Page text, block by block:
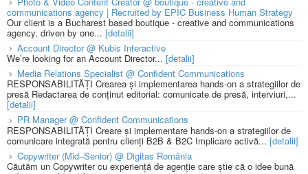
communications agency | Recruited by EPIC Business Human Strategy
Our client is a Bucharest based boutique - creative and communications
agency, driven by one... [detalii]
Account Director @ Kubis Interactive
We’re looking for an Account Director... [detalii]
Media Relations Specialist @ Confident Communications
RESPONSABILITĂȚI Crearea și implementarea hands-on a strategiilor de
presă Redactarea de conținut editorial: comunicate de presă, interviuri,...
[detalii]
PR Manager @ Confident Communications
RESPONSABILITĂȚI Creare și implementare hands-on a strategiilor de
comunicare integrată pentru clienți B2B & B2C Implicare activă... [detalii]
Copywriter (Mid–Senior) @ Digitas România
Căutăm un Copywriter cu experiență de agenție care știe că o idee bună